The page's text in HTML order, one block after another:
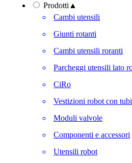
Prodotti ▲
Cambi utensili
Giunti rotanti
Cambi utensili roranti
Parcheggi utensili lato
CiRo
Vestizioni robot con
Moduli valvole
Componenti e accessori
Utensili robot